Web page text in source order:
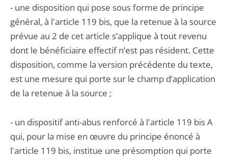
- une disposition qui pose sous forme de principe
général, à l'article 119 bis, que la retenue à la source
prévue au 2 de cet article s’applique à tout revenu
dont le bénéficiaire effectif n’est pas résident. Cette
disposition, comme la version précédente du texte,
est une mesure qui porte sur le champ d’application
de la retenue à la source ;
- un dispositif anti-abus renforcé à l'article 119 bis A
qui, pour la mise en œuvre du principe énoncé à
l'article 119 bis, institue une présomption qui porte